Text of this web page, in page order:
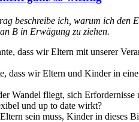
beschreibe ich, warum ich den
B in Erwägung zu ziehen.
dass wir Eltern mit unserer
dass wir Eltern und Kinder in
Wandel fliegt, sich
und up to date wirkt?
sein muss, Kinder in dieses